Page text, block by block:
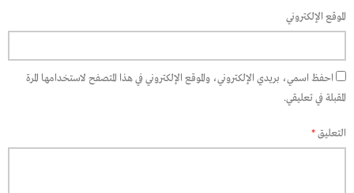
الموقع الإلكتروني
احفظ اسمي، بريدي الإلكتروني، والموقع الإلكتروني في هذا المتصفح لاستخدامها المرة
المقبلة في تعليقي.
التعليق*